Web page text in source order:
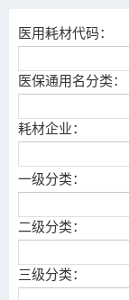
医用耗材代码：
医保通用名分类：
耗材企业：
一级分类：
二级分类：
三级分类：